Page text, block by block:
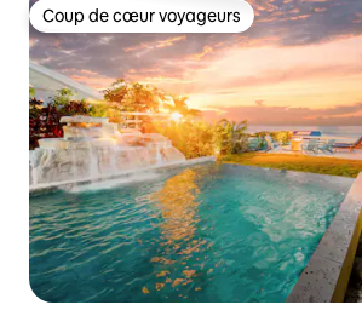
Coup de cœur voyageurs
Coup de cœur voyageurs